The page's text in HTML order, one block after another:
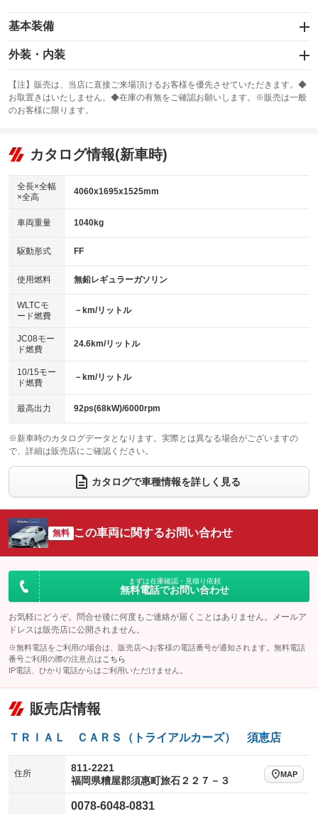
基本装備
エアバッグ：運転席/助手席/サイド
：装備あり
：装備なし
サンルーフ
：装備なし ABS
リフトアップ
：装備なし
：装備なし
パワーウィンドウ
アイドリングストップ
：装備あり
USB入力端子
：装備あり
100V電源
：装備なし
センターデフロック
：装備なし
電動格納ミラー
：装備なし
外装・内装
カーナビ：メモリーナビ他
：装備あり
TV：フルセグ
：装備あり
ビジュアル：-／DVD再生
：装備あり
：装備あり
革シート
キーレス
HID(キセノンライト)
：装備なし
バックカメラ
：装備あり
エアロ
：装備なし
：装備なし
パワーシート
ベンチシート
：装備なし
チップアップシート
：装備なし
：装備なし ：装備あり
ウォークスルー
：装備なし
電動リアゲート フロントカメラ
：装備あり
：装備なし ：装備あり
サイドカメラ
：装備あり ルーフレール
：装備なし
：装備なし
：装備なし
【注】販売は、当店に直接ご来場頂けるお客様を優先させていただきます。◆
お取置きはいたしません。◆在庫の有無をご確認お願いします。※販売は一般
のお客様に限ります。
カタログ情報(新車時)
全長×全幅
×全高
4060x1695x1525mm
車両重量 1040kg
駆動形式 FF
使用燃料 無鉛レギュラーガソリン
WLTCモ
ード燃費
－km/リットル
JC08モー
ド燃費
24.6km/リットル
10/15モー
ド燃費
－km/リットル
最高出力 92ps(68kW)/6000rpm
※新車時のカタログデータとなります。実際とは異なる場合がございますの
で、詳細は販売店にご確認ください。
カタログで車種情報を詳しく見る
無料 この車両に関するお問い合わせ
まずは在庫確認・見積り依頼
無料電話でお問い合わせ
お気軽にどうぞ。問合せ後に何度もご連絡が届くことはありません。メールア
ドレスは販売店に公開されません。
※無料電話をご利用の場合は、販売店へお客様の電話番号が通知されます。無料電話
番号ご利用の際の注意点は こちら
IP電話、ひかり電話からはご利用いただけません。
販売店情報
ＴＲＩＡＬ ＣＡＲＳ（トライアルカーズ） 須恵店
住所
811-2221
福岡県糟屋郡須惠町旅石２２７－３
MAP
0078-6048-0831